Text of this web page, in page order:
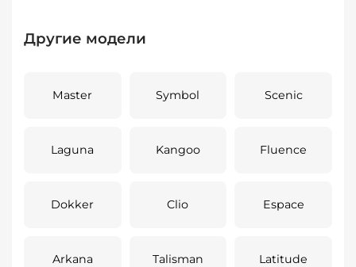
Другие модели
Master Symbol Scenic
Laguna Kangoo Fluence
Dokker Clio Espace
Arkana Talisman Latitude